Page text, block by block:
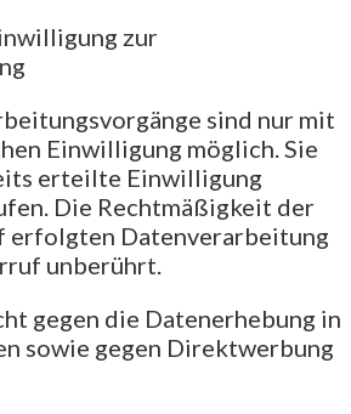
zur
sind nur mit
Einwilligung möglich. Sie
erteilte Einwilligung
Die Rechtmäßigkeit der
erfolgten Datenverarbeitung
unberührt.
gegen die Datenerhebung in
sowie gegen Direktwerbung